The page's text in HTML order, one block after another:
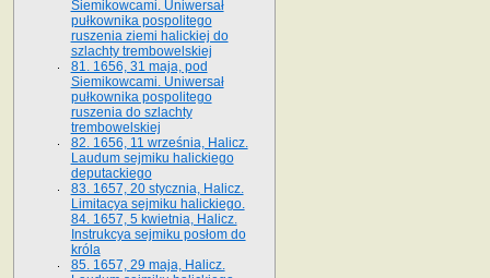
Siemikowcami. Uniwersał
pułkownika pospolitego
ruszenia ziemi halickiej do
szlachty trembowelskiej
81. 1656, 31 maja, pod
Siemikowcami. Uniwersał
pułkownika pospolitego
ruszenia do szlachty
trembowelskiej
82. 1656, 11 września, Halicz.
Laudum sejmiku halickiego
deputackiego
83. 1657, 20 stycznia, Halicz.
Limitacya sejmiku halickiego.
84. 1657, 5 kwietnia, Halicz.
Instrukcya sejmiku posłom do
króla
85. 1657, 29 maja, Halicz.